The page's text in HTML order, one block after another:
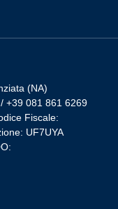
(NA)
+39 081 861 6269
Fiscale:
UF7UYA